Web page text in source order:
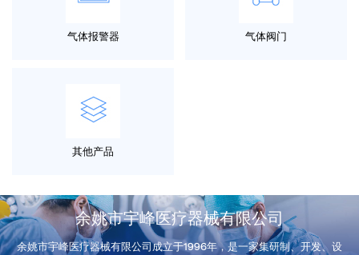
气体报警器 气体阀门
其他产品
余姚市宇峰医疗器械有限公司
余姚市宇峰医疗器械有限公司成立于1996年，是一家集研制、开发、设